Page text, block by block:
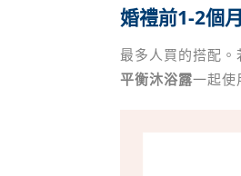
婚禮前1-2個
最多人買的搭配
平衡沐浴露一起使